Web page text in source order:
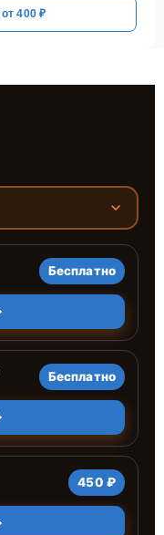
от 400 ₽
Бесплатно
Бесплатно
450 ₽